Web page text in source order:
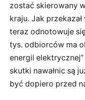
zostać skierowany
kraju. Jak
teraz odnotowuje
tys. odbiorców ma
energii
skutki nawałnic są
być dopiero przed